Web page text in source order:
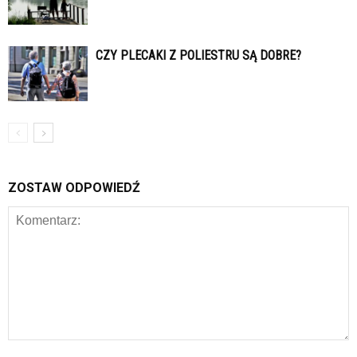
CZY PLECAKI Z POLIESTRU SĄ DOBRE?
ZOSTAW ODPOWIEDŹ